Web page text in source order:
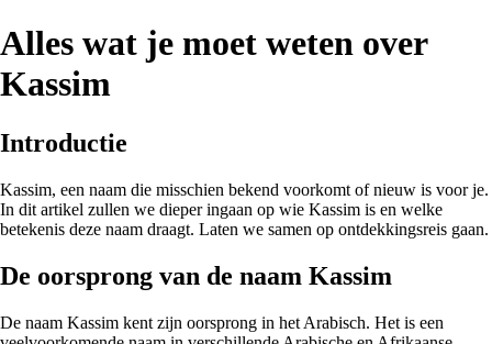
Alles wat je moet weten over
Kassim
Introductie
Kassim, een naam die misschien bekend voorkomt of nieuw is voor je.
In dit artikel zullen we dieper ingaan op wie Kassim is en welke
betekenis deze naam draagt. Laten we samen op ontdekkingsreis gaan.
De oorsprong van de naam Kassim
De naam Kassim kent zijn oorsprong in het Arabisch. Het is een